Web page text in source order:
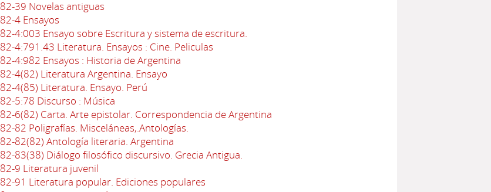
82-39 Novelas antiguas
82-4 Ensayos
82-4:003 Ensayo sobre Escritura y sistema de escritura.
82-4:791.43 Literatura. Ensayos : Cine. Peliculas
82-4:982 Ensayos : Historia de Argentina
82-4(82) Literatura Argentina. Ensayo
82-4(85) Literatura. Ensayo. Perú
82-5:78 Discurso : Música
82-6(82) Carta. Arte epistolar. Correspondencia de Argentina
82-82 Poligrafías. Misceláneas,.Antologías.
82-82(82) Antología literaria. Argentina
82-83(38) Diálogo filosófico discursivo. Grecia Antigua.
82-9 Literatura juvenil
82-91 Literatura popular. Ediciones populares